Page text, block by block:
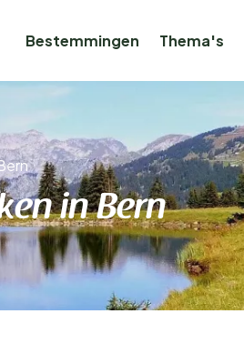
Bestemmingen Thema's
in Bern